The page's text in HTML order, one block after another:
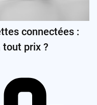
connectées :
prix ?